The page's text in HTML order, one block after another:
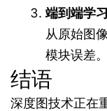
端到端学
从原始图
模块误差。
结语
深度图技术正在